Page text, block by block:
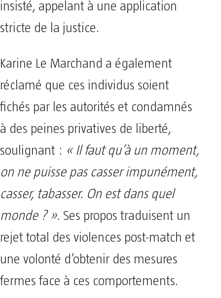
insisté, appelant à une application
stricte de la justice.
Karine Le Marchand a également
réclamé que ces individus soient
fichés par les autorités et condamnés
à des peines privatives de liberté,
soulignant : « Il faut qu’à un moment,
on ne puisse pas casser impunément,
casser, tabasser. On est dans quel
monde ? ». Ses propos traduisent un
rejet total des violences post-match et
une volonté d’obtenir des mesures
fermes face à ces comportements.